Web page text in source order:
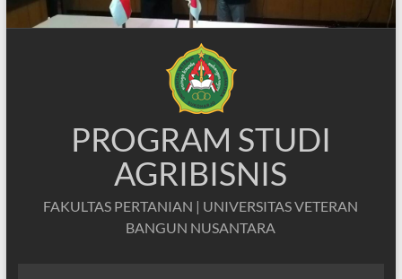
PROGRAM STUDI
AGRIBISNIS
FAKULTAS PERTANIAN | UNIVERSITAS VETERAN
BANGUN NUSANTARA